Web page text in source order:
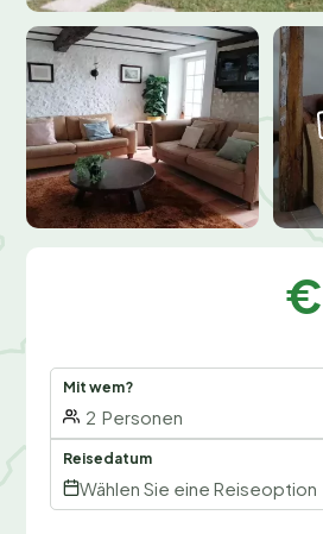
Mit wem?
2 Personen
Reisedatum
Wählen Sie eine Reiseoption